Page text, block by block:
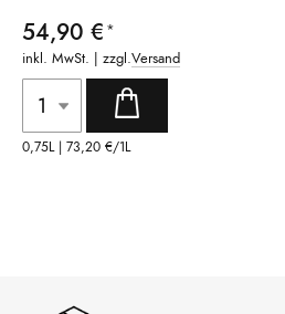
54,90 €
inkl. MwSt. | zzgl.Versand
0,75L | 73,20 €/1L